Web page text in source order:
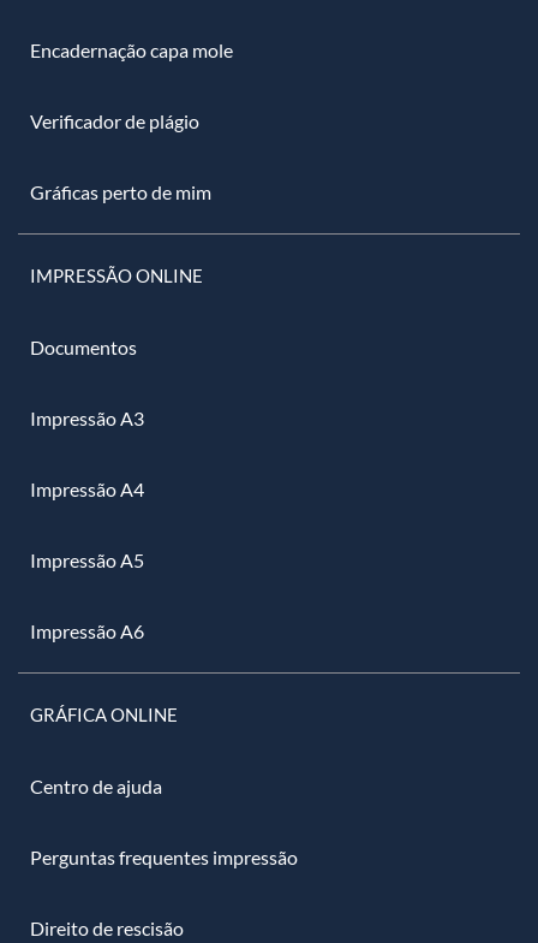
Encadernação capa mole
Verificador de plágio
Gráficas perto de mim
IMPRESSÃO ONLINE
Documentos
Impressão A3
Impressão A4
Impressão A5
Impressão A6
GRÁFICA ONLINE
Centro de ajuda
Perguntas frequentes impressão
Direito de rescisão